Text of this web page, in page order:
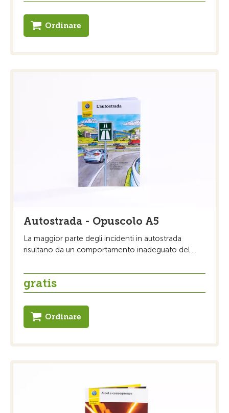
Ordinare
Autostrada - Opuscolo A5
La maggior parte degli incidenti in autostrada
risultano da un comportamento inadeguato del ...
gratis
Ordinare